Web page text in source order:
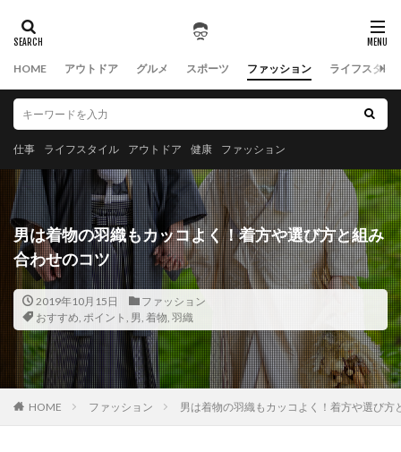
HOME アウトドア グルメ スポーツ ファッション ライフスタイ
仕事 ライフスタイル アウトドア 健康 ファッション
男は着物の羽織もカッコよく！着方や選び方と組み
合わせのコツ
2019年10月15日
ファッション
おすすめ, ポイント , 男, 着物, 羽織
HOME ファッション 男は着物の羽織もカッコよく！着方や選び方